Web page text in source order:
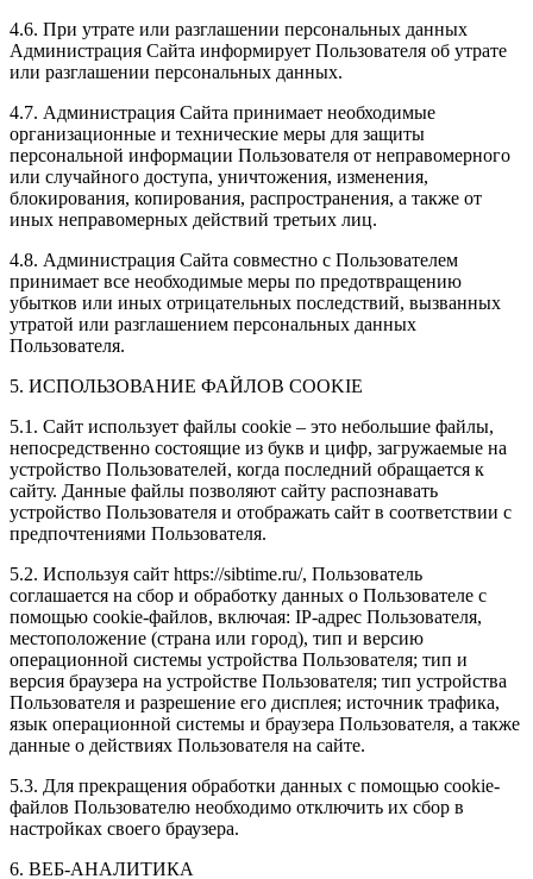
4.6. При утрате или разглашении персональных данных
Администрация Сайта информирует Пользователя об утрате
или разглашении персональных данных.
4.7. Администрация Сайта принимает необходимые
организационные и технические меры для защиты
персональной информации Пользователя от неправомерного
или случайного доступа, уничтожения, изменения,
блокирования, копирования, распространения, а также от
иных неправомерных действий третьих лиц.
4.8. Администрация Сайта совместно с Пользователем
принимает все необходимые меры по предотвращению
убытков или иных отрицательных последствий, вызванных
утратой или разглашением персональных данных
Пользователя.
5. ИСПОЛЬЗОВАНИЕ ФАЙЛОВ COOKIE
5.1. Сайт использует файлы cookie – это небольшие файлы,
непосредственно состоящие из букв и цифр, загружаемые на
устройство Пользователей, когда последний обращается к
сайту. Данные файлы позволяют сайту распознавать
устройство Пользователя и отображать сайт в соответствии с
предпочтениями Пользователя.
5.2. Используя сайт https://sibtime.ru/, Пользователь
соглашается на сбор и обработку данных о Пользователе с
помощью cookie-файлов, включая: IP-адрес Пользователя,
местоположение (страна или город), тип и версию
операционной системы устройства Пользователя; тип и
версия браузера на устройстве Пользователя; тип устройства
Пользователя и разрешение его дисплея; источник трафика,
язык операционной системы и браузера Пользователя, а также
данные о действиях Пользователя на сайте.
5.3. Для прекращения обработки данных с помощью cookie-
файлов Пользователю необходимо отключить их сбор в
настройках своего браузера.
6. ВЕБ-АНАЛИТИКА